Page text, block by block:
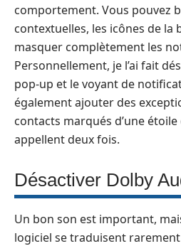
comportement. Vous pouvez
contextuelles, les icônes de la
masquer complètement les
Personnellement, je l’ai fait
pop-up et le voyant de
également ajouter des
contacts marqués d’une
appellent deux fois.
Désactiver Dolby
Un bon son est important,
logiciel se traduisent